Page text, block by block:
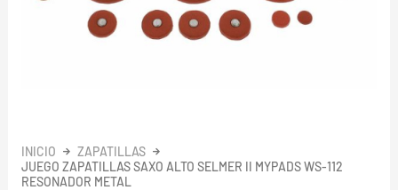
INICIO
ZAPATILLAS
JUEGO ZAPATILLAS SAXO ALTO SELMER II MYPADS WS-112
RESONADOR METAL